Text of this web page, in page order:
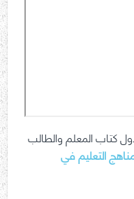
كتاب المعلم والطالب
التعليم في